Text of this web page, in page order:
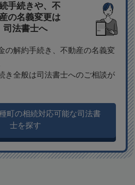
手続きや、不
の名義変更は
司法書士へ
の解約手続き、不動産の名義変
き全般は司法書士へのご相談が
町の相続対応可能な司法書
士を探す